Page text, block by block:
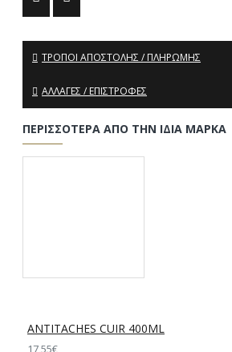
ΤΡΌΠΟΙ ΑΠΟΣΤΟΛΉΣ / ΠΛΗΡΩΜΉΣ
ΑΛΛΑΓΈΣ / ΕΠΙΣΤΡΟΦΈΣ
ΠΕΡΙΣΣΌΤΕΡΑ ΑΠΌ ΤΗΝ ΊΔΙΑ ΜΆΡΚΑ
ANTITACHES CUIR 400ML
17,55€